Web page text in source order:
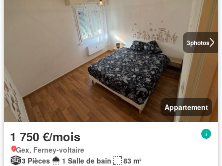
3photos
Appartement
1 750 €/mois
Gex, Ferney-voltaire
3 Pièces
1 Salle de bain 83 m²